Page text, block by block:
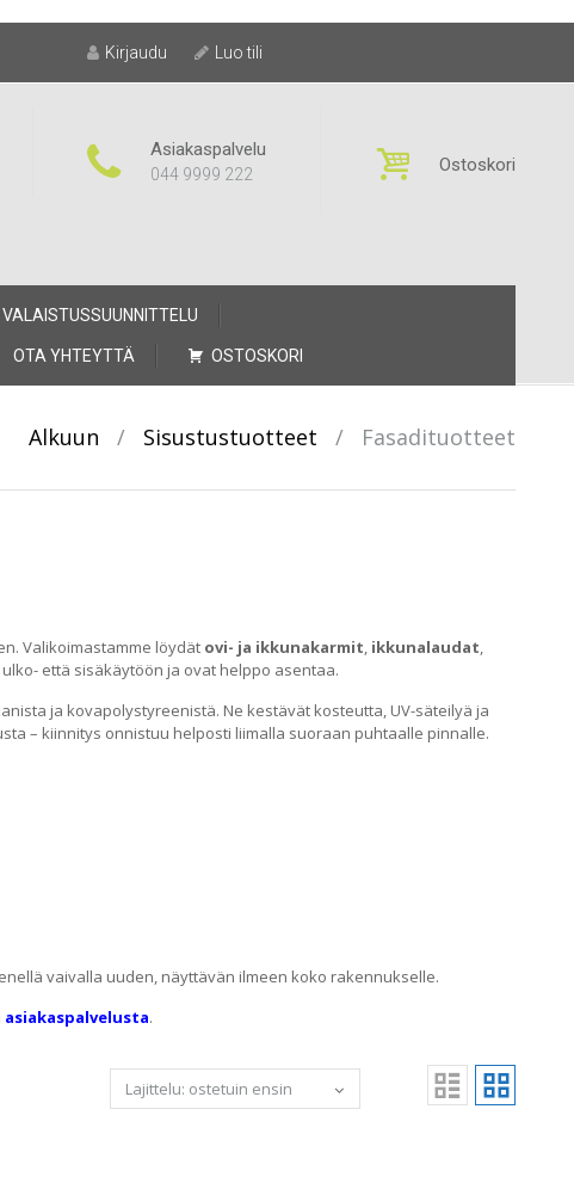
Kirjaudu Luo tili
Asiakaspalvelu
044 9999 222 Ostoskori
VALAISTUSSUUNNITTELU
OTA YHTEYTTÄ OSTOSKORI
Alkuun / Sisustustuotteet / Fasadituotteet
Valikoimastamme löydät ovi- ja ikkunakarmit, ikkunalaudat,
että sisäkäytöön ja ovat helppo asentaa.
ja kovapolystyreenistä. Ne kestävät kosteutta, UV-säteilyä ja
– kiinnitys onnistuu helposti liimalla suoraan puhtaalle pinnalle.
vaivalla uuden, näyttävän ilmeen koko rakennukselle.
asiakaspalvelusta.